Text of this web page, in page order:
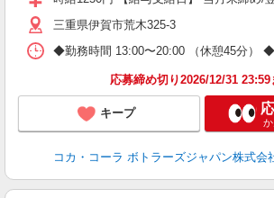
三重県伊賀市荒木325-3
◆勤務時間 13:00〜20:00 （休憩45分）
応募締め切り2026/12/31 23:59
キープ
コカ・コーラ ボトラーズジャパン株式会